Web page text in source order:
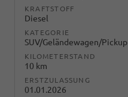
KRAFTSTOFF
Diesel
KATEGORIE
SUV/Geländewagen/Pickup
KILOMETERSTAND
10 km
ERSTZULASSUNG
01.01.2026